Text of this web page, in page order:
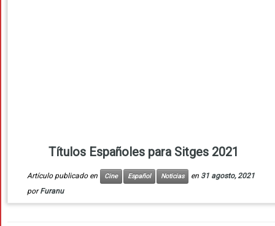
Títulos Españoles para Sitges 2021
Artículo publicado en Cine Español Noticias en 31 agosto, 2021
porFuranu